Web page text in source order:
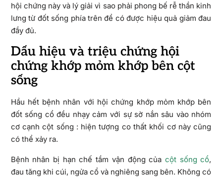
hội chứng này và lý giải vì sao phải phong bế rễ thần kinh
lưng từ đốt sống phía trên để có được hiệu quả giảm đau
đầy đủ.
Dấu hiệu và triệu chứng hội
chứng khớp mỏm khớp bên cột
sống
Hầu hết bệnh nhân với hội chứng khớp mỏm khớp bên
đốt sống cổ đều nhạy cảm với sự sờ nắn sâu vào nhóm
cơ cạnh cột sống : hiện tượng co thất khối cơ này cũng
có thể xảy ra.
Bệnh nhân bị hạn chế tầm vận động của cột sống cổ,
đau tăng khi cúi, ngửa cổ và nghiêng sang bên. Không có